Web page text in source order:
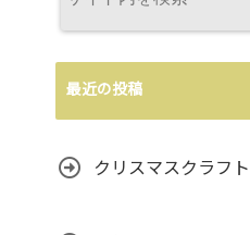
最近の投稿
クリスマスクラフト